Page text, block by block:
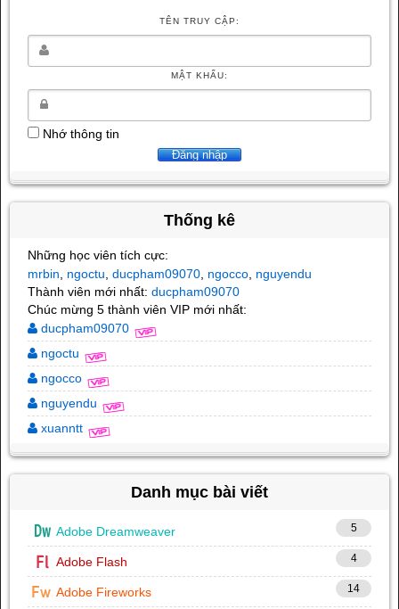
TÊN TRUY CẬP:
MẬT KHẨU:
Nhớ thông tin
Thống kê
Những học viên tích cực:
mrbin ngoctu ducpham09070 ngocco nguyendu
Thành viên mới nhất: ducpham09070
Chúc mừng 5 thành viên VIP mới nhất:
ducpham09070
ngoctu
ngocco
nguyendu
xuanntt
Danh mục bài viết
Adobe Dreamweaver 5
Adobe Flash 4
Adobe Fireworks 14